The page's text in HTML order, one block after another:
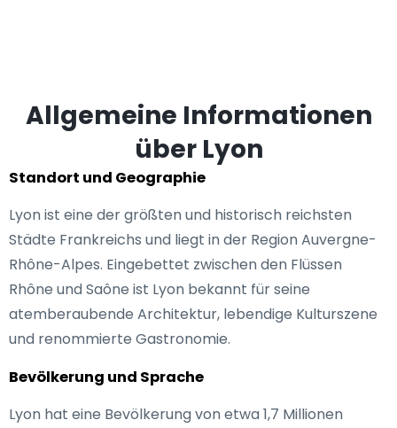
Allgemeine Informationen
über Lyon
Standort und Geographie
Lyon ist eine der größten und historisch reichsten
Städte Frankreichs und liegt in der Region Auvergne-
Rhône-Alpes. Eingebettet zwischen den Flüssen
Rhône und Saône ist Lyon bekannt für seine
atemberaubende Architektur, lebendige Kulturszene
und renommierte Gastronomie.
Bevölkerung und Sprache
Lyon hat eine Bevölkerung von etwa 1,7 Millionen